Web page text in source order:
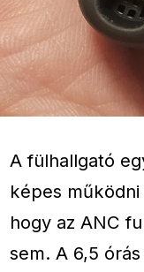
A fülhallgató
képes
hogy az ANC
sem. A 6,5